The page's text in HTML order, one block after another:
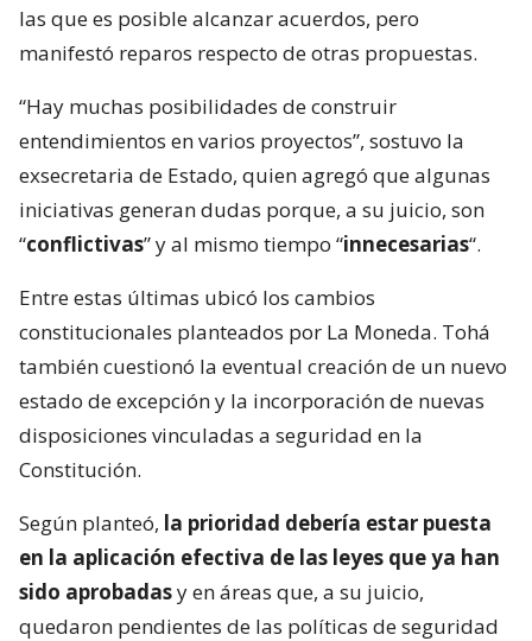
las que es posible alcanzar acuerdos, pero
manifestó reparos respecto de otras propuestas.
“Hay muchas posibilidades de construir
entendimientos en varios proyectos”, sostuvo la
exsecretaria de Estado, quien agregó que algunas
iniciativas generan dudas porque, a su juicio, son
“conflictivas” y al mismo tiempo “innecesarias“.
Entre estas últimas ubicó los cambios
constitucionales planteados por La Moneda. Tohá
también cuestionó la eventual creación de un nuevo
estado de excepción y la incorporación de nuevas
disposiciones vinculadas a seguridad en la
Constitución.
Según planteó, la prioridad debería estar puesta
en la aplicación efectiva de las leyes que ya han
sido aprobadasy en áreas que, a su juicio,
quedaron pendientes de las políticas de seguridad